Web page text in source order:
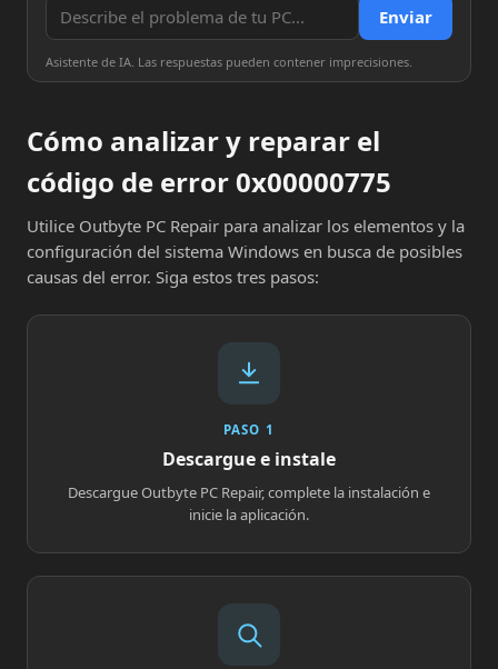
Enviar
Asistente de IA. Las respuestas pueden contener imprecisiones.
Cómo analizar y reparar el
código de error 0x00000775
Utilice Outbyte PC Repair para analizar los elementos y la
configuración del sistema Windows en busca de posibles
causas del error. Siga estos tres pasos:
PASO 1
Descargue e instale
Descargue Outbyte PC Repair, complete la instalación e
inicie la aplicación.